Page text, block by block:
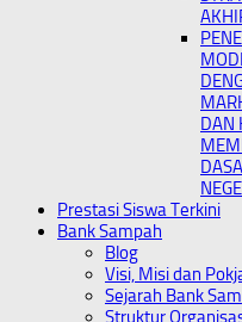
DAN
Prestasi Siswa Terkini
Bank Sampah
Blog
Visi, Misi dan
Sejarah Bank
Struktur